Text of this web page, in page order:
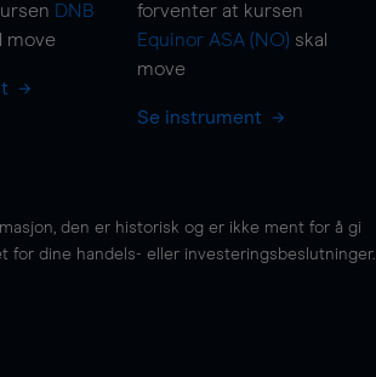
DNB
move
forventer at kursen
Equinor ASA (NO) skal
move
Se instrument
den er historisk og er ikke ment for å gi
for dine handels- eller investeringsbeslutninger.